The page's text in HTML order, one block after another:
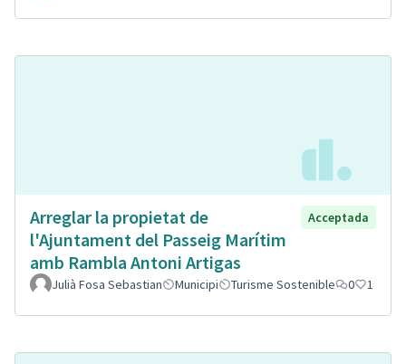
Arreglar la propietat de
l'Ajuntament del Passeig Marítim
amb Rambla Antoni Artigas
Acceptada
Julià Fosa Sebastian Municipi Turisme Sostenible 0 1